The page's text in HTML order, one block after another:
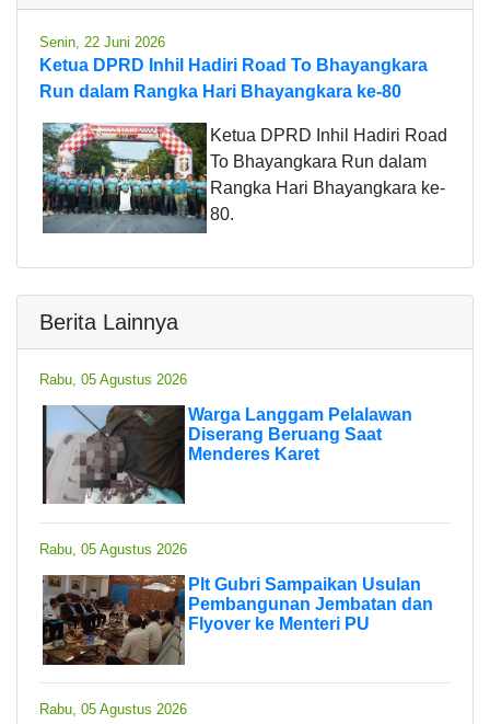
Senin, 22 Juni 2026
Ketua DPRD Inhil Hadiri Road To Bhayangkara
Run dalam Rangka Hari Bhayangkara ke-80
Ketua DPRD Inhil Hadiri Road
To Bhayangkara Run dalam
Rangka Hari Bhayangkara ke-
80.
Berita Lainnya
Rabu, 05 Agustus 2026
Warga Langgam Pelalawan
Diserang Beruang Saat
Menderes Karet
Rabu, 05 Agustus 2026
Plt Gubri Sampaikan Usulan
Pembangunan Jembatan dan
Flyover ke Menteri PU
Rabu, 05 Agustus 2026